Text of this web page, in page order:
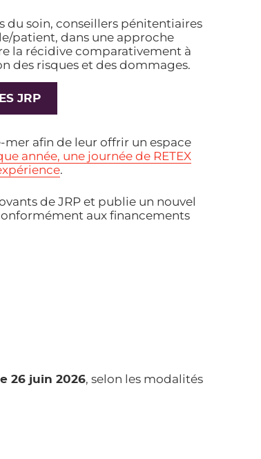
du soin, conseillers pénitentiaires
patient, dans une approche
la récidive comparativement à
des risques et des dommages.
JRP
afin de leur offrir un espace
année, une journée de RETEX
.
de JRP et publie un nouvel
aux financements
26 juin 2026, selon les modalités